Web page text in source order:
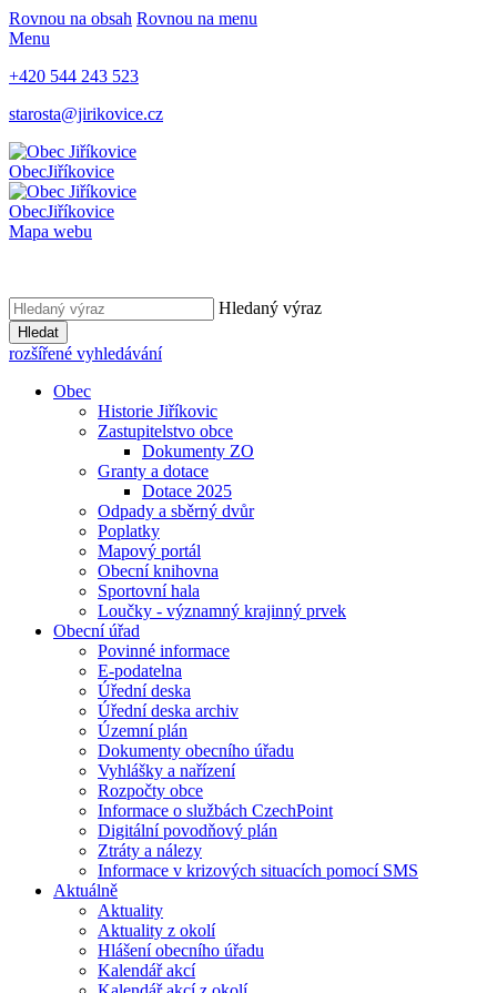
Rovnou na obsah Rovnou na menu
Menu
+420 544 243 523
starosta@jirikovice.cz
ObecJiříkovice
ObecJiříkovice
Mapa webu
Hledaný výraz
Hledat
rozšířené vyhledávání
Obec
Historie Jiříkovic
Zastupitelstvo obce
Dokumenty ZO
Granty a dotace
Dotace 2025
Odpady a sběrný dvůr
Poplatky
Mapový portál
Obecní knihovna
Sportovní hala
Loučky - významný krajinný prvek
Obecní úřad
Povinné informace
E-podatelna
Úřední deska
Úřední deska archiv
Územní plán
Dokumenty obecního úřadu
Vyhlášky a nařízení
Rozpočty obce
Informace o službách CzechPoint
Digitální povodňový plán
Ztráty a nálezy
Informace v krizových situacích pomocí SMS
Aktuálně
Aktuality
Aktuality z okolí
Hlášení obecního úřadu
Kalendář akcí